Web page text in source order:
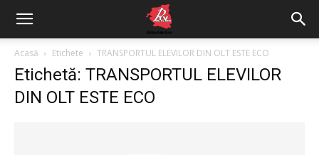
Acasă Etichete TRANSPORTUL ELEVILOR DIN OLT ESTE ECO
Etichetă: TRANSPORTUL ELEVILOR
DIN OLT ESTE ECO